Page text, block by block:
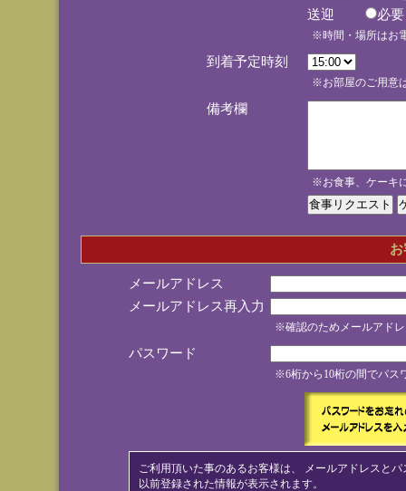
送迎
※時間・場所はお
到着予定時刻
※お部屋のご用意
備考欄
※お食事、ケーキ
メールアドレス
メールアドレス再入力
※確認のためメールアド
パスワード
※6桁から10桁の間でパス
ご利用頂いた事のあるお客様は、 メールアドレスと
以前登録された情報が表示されます。